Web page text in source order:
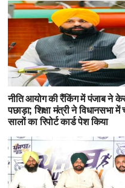
नीति आयोग की रैंकिंग में पंजाब ने
पछाड़ा; शिक्षा मंत्री ने विधानसभा में
सालों का रिपोर्ट कार्ड पेश किया